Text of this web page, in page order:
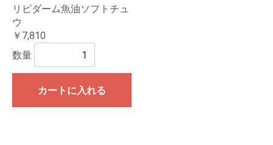
リピダーム魚油ソフトチュ
ウ
￥7,810
数量
カートに入れる